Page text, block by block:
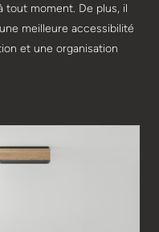
tout moment. De plus, il
meilleure accessibilité
et une organisation